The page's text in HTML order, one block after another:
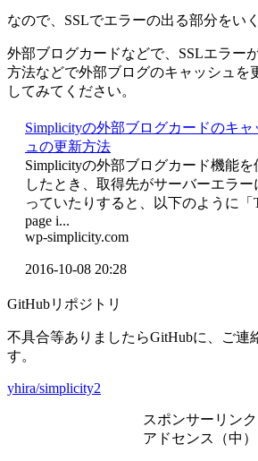
なので、SSLでエラーの出る部分をい
外部ブログカードなどで、SSLエラー
方法などで外部ブログのキャッシュを
してみてください。
Simplicityの外部ブログカードのキャ
ュの更新方法
Simplicityの外部ブログカード機能を
したとき、取得先がサーバーエラー
っていたりすると、以下のように「
page i...
wp-simplicity.com
2016-10-08 20:28
GitHubリポジトリ
不具合等ありましたらGitHubに、ご連
す。
yhira/simplicity2
スポンサーリンク
アドセンス（中）